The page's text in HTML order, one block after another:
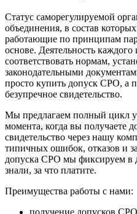
Статус саморегулируемой
объединения, в состав
работающие по принципам
основе. Деятельность
соответствовать нормам,
законодательными
просто купить допуск СРО, а
безупречное свидетельство.
Мы предлагаем полный цикл
момента, когда вы получаете
свидетельство через нашу
типичных ошибок, отказов и
допуска СРО мы фиксируем в
знали, за что платите.
Преимущества работы с нами: